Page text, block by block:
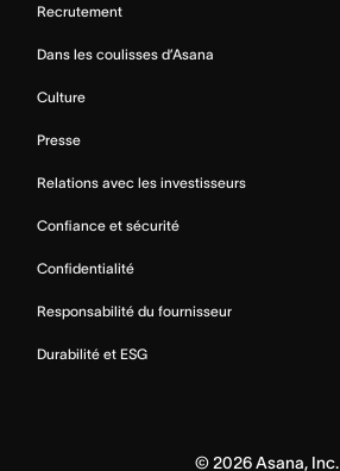
Recrutement
Dans les coulisses d’Asana
Culture
Presse
Relations avec les investisseurs
Confiance et sécurité
Confidentialité
Responsabilité du fournisseur
Durabilité et ESG
© 2026Asana, Inc.